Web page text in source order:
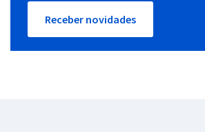
Receber novidades